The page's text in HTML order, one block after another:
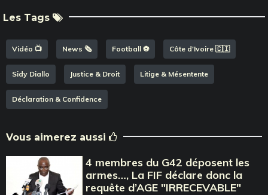
Les Tags
Vidéo 📺 News 🗞️ Football ⚽️ Côte d'Ivoire 🇨🇮
Sidy Diallo Justice & Droit Litige & Mésentente
Déclaration & Confidence
Vous aimerez aussi
4 membres du G42 déposent les
armes…, La FIF déclare donc la
requête d’AGE "IRRECEVABLE"